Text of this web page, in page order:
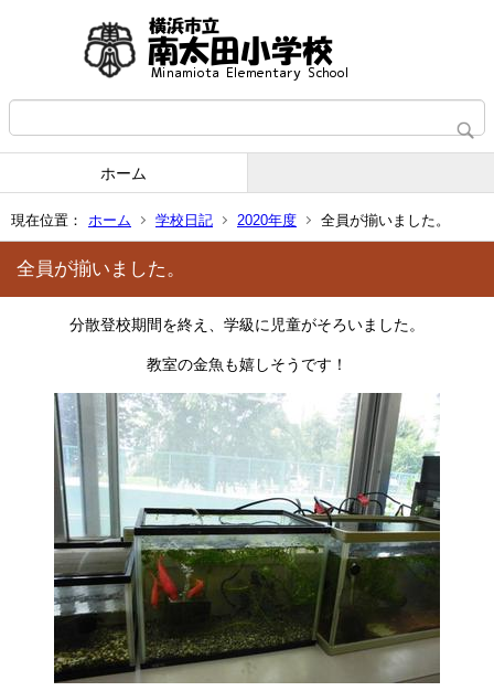
ホーム
現在位置： ホーム 学校日記 2020年度 全員が揃いました。
全員が揃いました。
分散登校期間を終え、学級に児童がそろいました。
教室の金魚も嬉しそうです！